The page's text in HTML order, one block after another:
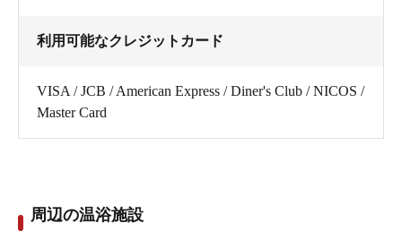
利用可能なクレジットカード
VISA / JCB / American Express / Diner's Club / NICOS /
Master Card
周辺の温浴施設